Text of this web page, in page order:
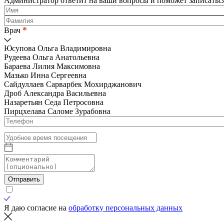
Врач *
Юсупова Ольга Владимировна
Рудеева Ольга Анатольевна
Бараева Лилия Максимовна
Мазько Инна Сергеевна
Сайдуллаев Сарварбек Мохирджанович
Дроб Александра Васильевна
Назаретьян Седа Петросовна
Пирцхелава Саломе Зурабовна
Отправить
Я даю согласие на обработку персональных данных